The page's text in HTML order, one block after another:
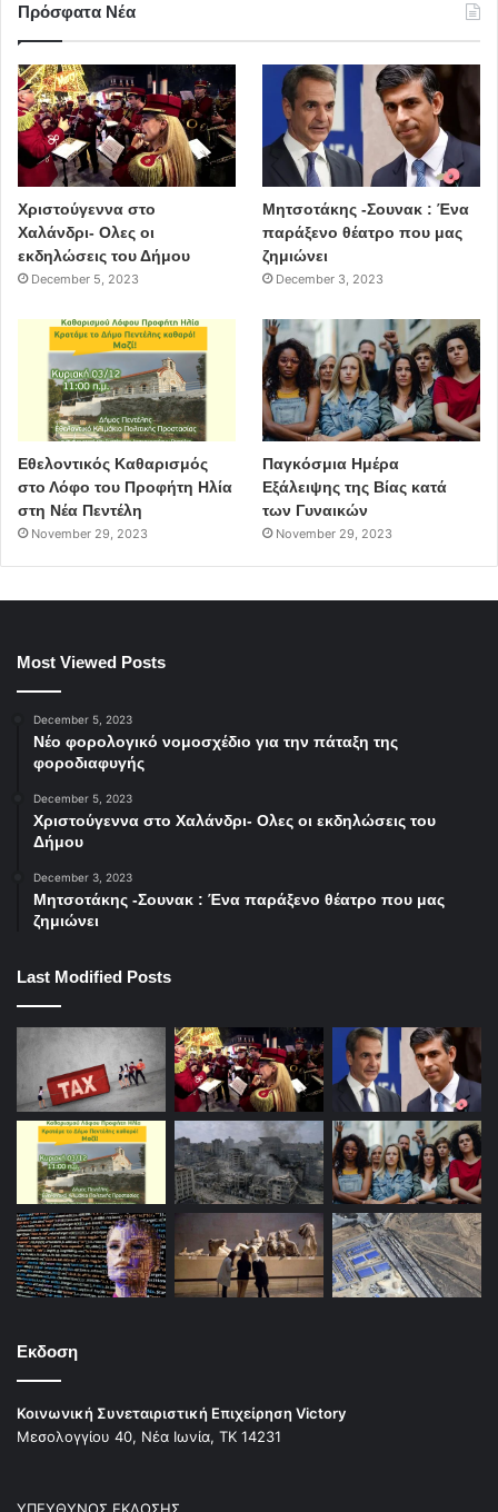
Πρόσφατα Νέα
Χριστούγεννα στο
Χαλάνδρι- Ολες οι
εκδηλώσεις του Δήμου
December 5, 2023
Μητσοτάκης -Σουνακ : Ένα
παράξενο θέατρο που μας
ζημιώνει
December 3, 2023
Εθελοντικός Καθαρισμός
στο Λόφο του Προφήτη Ηλία
στη Νέα Πεντέλη
November 29, 2023
Παγκόσμια Ημέρα
Εξάλειψης της Βίας κατά
των Γυναικών
November 29, 2023
Most Viewed Posts
December 5, 2023
Νέο φορολογικό νομοσχέδιο για την πάταξη της
φοροδιαφυγής
December 5, 2023
Χριστούγεννα στο Χαλάνδρι- Ολες οι εκδηλώσεις του
Δήμου
December 3, 2023
Μητσοτάκης -Σουνακ : Ένα παράξενο θέατρο που μας
ζημιώνει
Last Modified Posts
Εκδοση
Κοινωνική Συνεταιριστική Επιχείρηση Victory
Μεσολογγίου 40, Νέα Ιωνία, ΤΚ 14231